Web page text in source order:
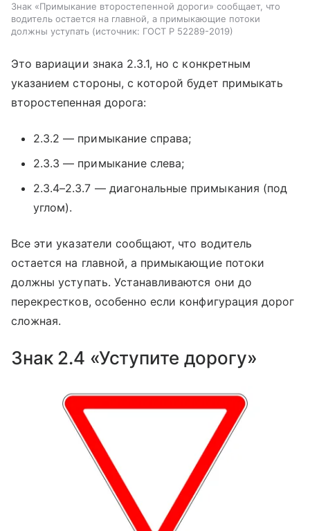
Знак «Примыкание второстепенной дороги» сообщает, что
водитель остается на главной, а примыкающие потоки
должны уступать
источник: ГОСТ Р 52289-2019
Это вариации знака 2.3.1, но с конкретным
указанием стороны, с которой будет примыкать
второстепенная дорога:
2.3.2 — примыкание справа;
2.3.3 — примыкание слева;
2.3.4–2.3.7 — диагональные примыкания (под
углом).
Все эти указатели сообщают, что водитель
остается на главной, а примыкающие потоки
должны уступать. Устанавливаются они до
перекрестков, особенно если конфигурация дорог
сложная.
Знак 2.4 «Уступите дорогу»